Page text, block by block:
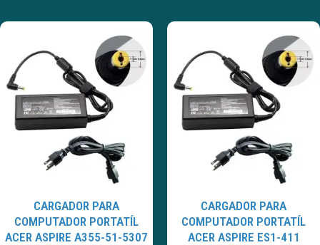
CARGADOR PARA
COMPUTADOR PORTATÍL
ACER ASPIRE A355-51-5307
CARGADOR PARA
COMPUTADOR PORTATÍL
ACER ASPIRE ES1-411